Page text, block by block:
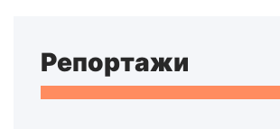
Репортажи